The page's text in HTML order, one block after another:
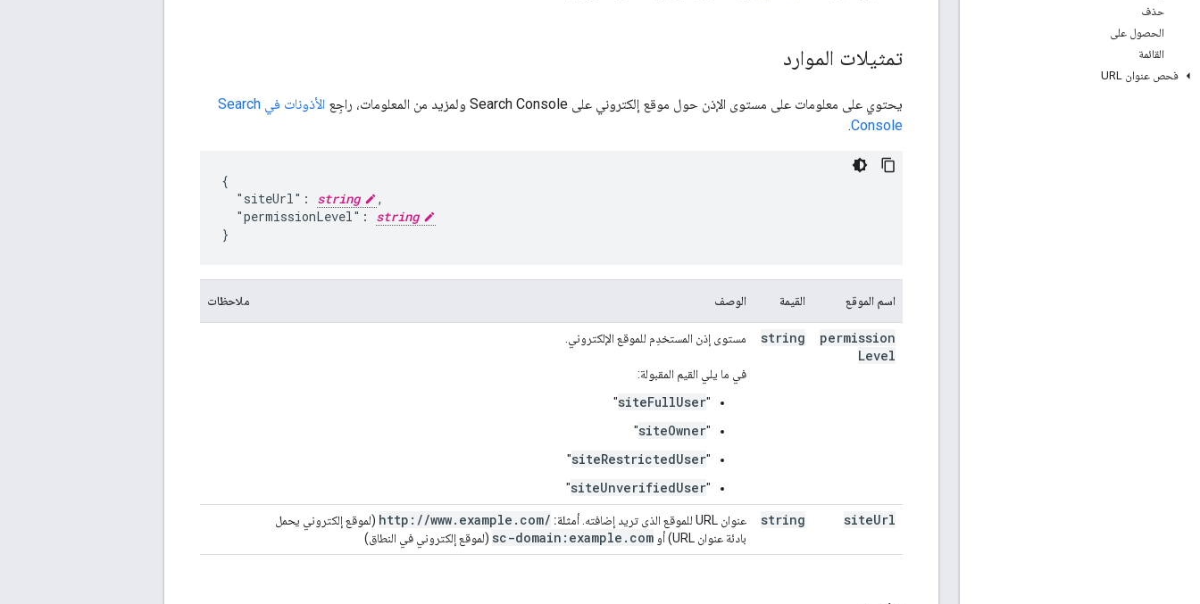
حذف
الحصول على
القائمة
فحص عنوان URL
تمثيلات الموارد
يحتوي على معلومات على مستوى الإذن حول موقع إلكتروني على Search Console ولمزيد من المعلومات، راجِع
الأذونات في Search
Console
.
{
  "siteUrl":
string
,
  "permissionLevel":
string
}
اسم الموقع القيمة الوصف ملاحظات
permission
Level
string مستوى إذن المستخدِم للموقع الإلكتروني.
في ما يلي القيم المقبولة:
"
siteFullUser
"
"
siteOwner
"
"
siteRestrictedUser
"
"
siteUnverifiedUser
"
siteUrl
string عنوان URL للموقع الذي تريد إضافته. أمثلة: http: //www. example . com/
(لموقع إلكتروني يحمل
بادئة عنوان URL) أو
sc-domain:example . com (لموقع إلكتروني في النطاق)